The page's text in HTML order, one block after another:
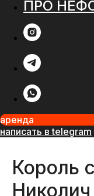
ПРО
аренда
написать в telegram
Король
Николич